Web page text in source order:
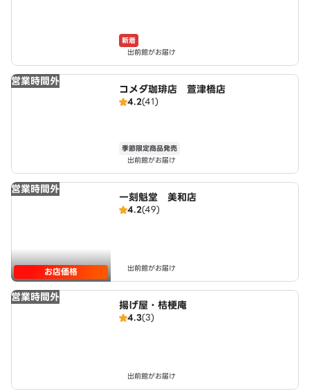
新着
出前館がお届け
営業時間外
コメダ珈琲店 萱津橋店
4.2(41)
季節限定商品発売
出前館がお届け
営業時間外
お店価格
一刻魁堂 美和店
4.2(49)
出前館がお届け
営業時間外
揚げ屋・桔梗庵
4.3(3)
出前館がお届け